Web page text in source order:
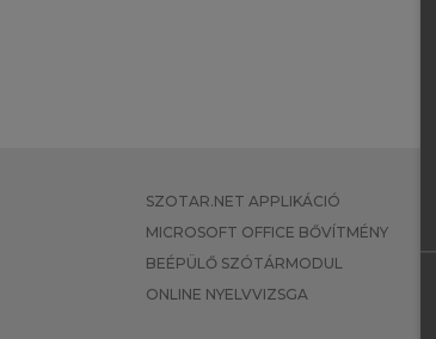
SZOTAR.NET APPLIKÁCIÓ
MICROSOFT OFFICE BŐVÍTMÉNY
BEÉPÜLŐ SZÓTÁRMODUL
ONLINE NYELVVIZSGA